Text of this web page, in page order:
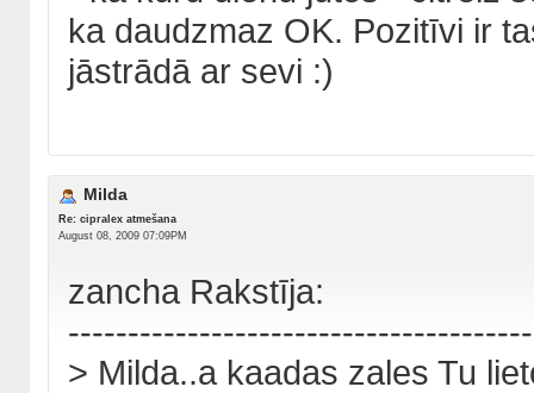
ka daudzmaz OK. Pozitīvi ir
jāstrādā ar sevi :)
Milda
Re: cipralex atmešana
August 08, 2009 07:09PM
zancha Rakstīja:
> Milda..a kaadas zales Tu